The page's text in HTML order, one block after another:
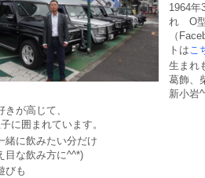
1964年
れ O
（
トは こ
生まれ
葛飾、
新小岩
きが高じて、
に囲まれています。
緒に飲みたい分だけ
目な飲み方に^^*)
びも